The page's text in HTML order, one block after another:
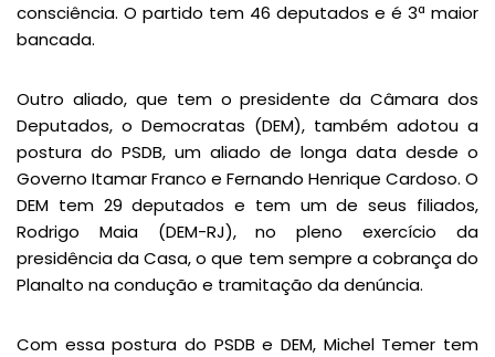
consciência. O partido tem 46 deputados e é 3ª maior
bancada.
Outro aliado, que tem o presidente da Câmara dos
Deputados, o Democratas (DEM), também adotou a
postura do PSDB, um aliado de longa data desde o
Governo Itamar Franco e Fernando Henrique Cardoso. O
DEM tem 29 deputados e tem um de seus filiados,
Rodrigo Maia (DEM-RJ), no pleno exercício da
presidência da Casa, o que tem sempre a cobrança do
Planalto na condução e tramitação da denúncia.
Com essa postura do PSDB e DEM, Michel Temer tem